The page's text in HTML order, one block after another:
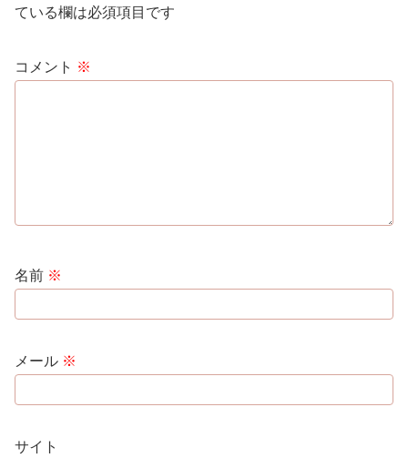
ている欄は必須項目です
コメント ※
名前 ※
メール ※
サイト